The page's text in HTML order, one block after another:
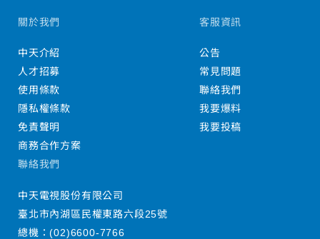
關於我們
中天介紹
人才招募
使用條款
隱私權條款
免責聲明
商務合作方案
客服資訊
公告
常見問題
聯絡我們
我要爆料
我要投稿
聯絡我們
中天電視股份有限公司
臺北市內湖區民權東路六段25號
總機：(02)6600-7766